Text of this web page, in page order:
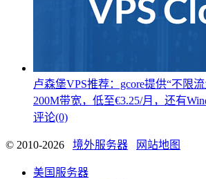
卢森堡VPS推荐：gcore提供“不限流
200M带宽，低至€3.25/月，还有
评论(0)
© 2010-2026 境外服务器 网站地图
美国服务器